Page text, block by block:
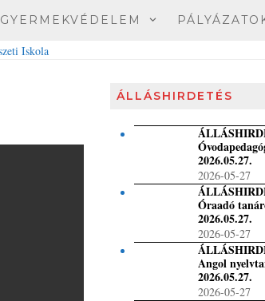
GYERMEKVÉDELEM
ÁLLÁSHIRDETÉS
2026.05.27.
2026-05-27
Óraadó
2026.05.27.
2026-05-27
Angol
2026.05.27.
2026-05-27